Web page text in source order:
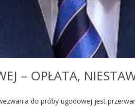
– OPŁATA,
do próby ugodowej jest